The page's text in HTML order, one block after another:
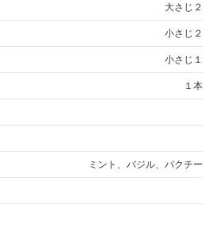
大さじ２
小さじ２
小さじ１
１本
ミント、バジル、パクチー